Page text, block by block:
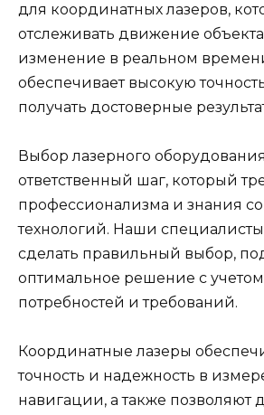
для координатных лазеров,
отслеживать движение
изменение в реальном
обеспечивает высокую
получать достоверные
Выбор лазерного оборудования
ответственный шаг, который
профессионализма и знания
технологий. Наши
сделать правильный выбор,
оптимальное решение с
потребностей и требований.
Координатные лазеры
точность и надежность в
навигации, а также позволяют